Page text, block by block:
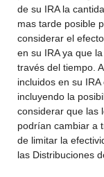
de su IRA la
mas tarde posible
considerar el
en su IRA ya que
través del tiempo.
incluidos en su
incluyendo la
considerar que las
podrían cambiar a
de limitar la
las Distribuciones